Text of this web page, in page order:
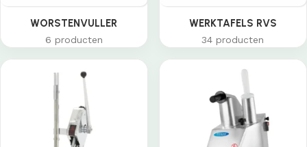
WORSTENVULLER
6 producten
WERKTAFELS RVS
34 producten